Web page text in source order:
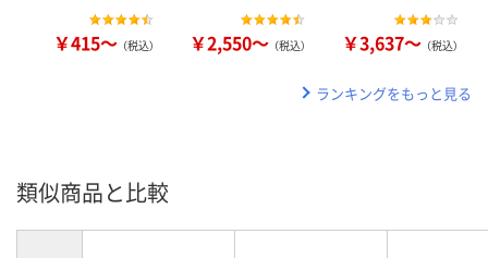
￥415～ （税込） ￥2,550～ （税込） ￥3,637～ （税込）
ランキングをもっと見る
類似商品と比較